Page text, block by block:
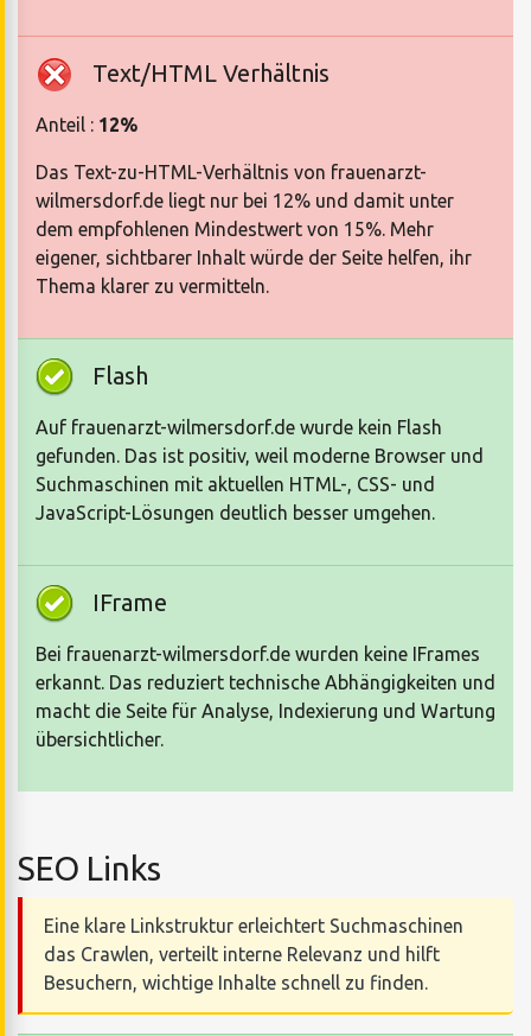
Text/HTML Verhältnis
Anteil : 12%
Das Text-zu-HTML-Verhältnis von frauenarzt-
wilmersdorf.de liegt nur bei 12% und damit unter
dem empfohlenen Mindestwert von 15%. Mehr
eigener, sichtbarer Inhalt würde der Seite helfen, ihr
Thema klarer zu vermitteln.
Flash
Auf frauenarzt-wilmersdorf.de wurde kein Flash
gefunden. Das ist positiv, weil moderne Browser und
Suchmaschinen mit aktuellen HTML-, CSS- und
JavaScript-Lösungen deutlich besser umgehen.
IFrame
Bei frauenarzt-wilmersdorf.de wurden keine IFrames
erkannt. Das reduziert technische Abhängigkeiten und
macht die Seite für Analyse, Indexierung und Wartung
übersichtlicher.
SEO Links
Eine klare Linkstruktur erleichtert Suchmaschinen
das Crawlen, verteilt interne Relevanz und hilft
Besuchern, wichtige Inhalte schnell zu finden.